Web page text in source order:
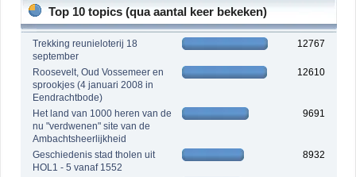
Top 10 topics (qua aantal keer bekeken)
Trekking reunieloterij 18
september
12767
Roosevelt, Oud Vossemeer en
sprookjes (4 januari 2008 in
Eendrachtbode)
12610
Het land van 1000 heren van de
nu "verdwenen" site van de
Ambachtsheerlijkheid
9691
Geschiedenis stad tholen uit
HOL1 - 5 vanaf 1552
8932